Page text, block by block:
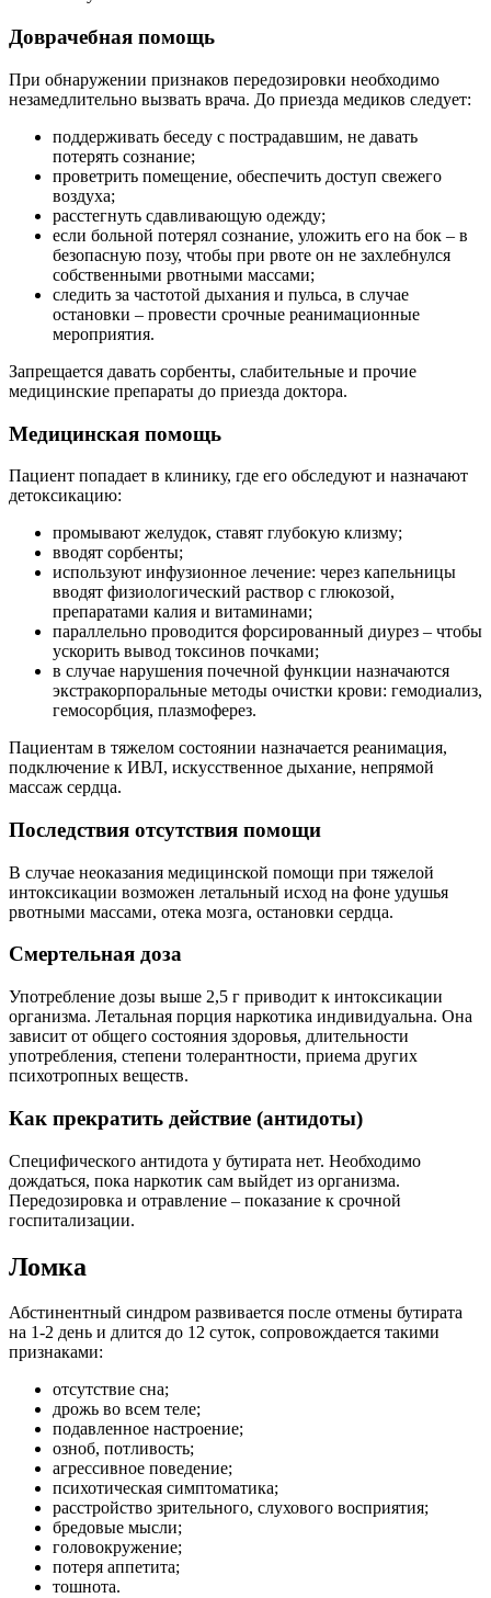
Доврачебная помощь
При обнаружении признаков передозировки необходимо
незамедлительно вызвать врача. До приезда медиков следует:
поддерживать беседу с пострадавшим, не давать
потерять сознание;
проветрить помещение, обеспечить доступ свежего
воздуха;
расстегнуть сдавливающую одежду;
если больной потерял сознание, уложить его на бок – в
безопасную позу, чтобы при рвоте он не захлебнулся
собственными рвотными массами;
следить за частотой дыхания и пульса, в случае
остановки – провести срочные реанимационные
мероприятия.
Запрещается давать сорбенты, слабительные и прочие
медицинские препараты до приезда доктора.
Медицинская помощь
Пациент попадает в клинику, где его обследуют и назначают
детоксикацию:
промывают желудок, ставят глубокую клизму;
вводят сорбенты;
используют инфузионное лечение: через капельницы
вводят физиологический раствор с глюкозой,
препаратами калия и витаминами;
параллельно проводится форсированный диурез – чтобы
ускорить вывод токсинов почками;
в случае нарушения почечной функции назначаются
экстракорпоральные методы очистки крови: гемодиализ,
гемосорбция, плазмоферез.
Пациентам в тяжелом состоянии назначается реанимация,
подключение к ИВЛ, искусственное дыхание, непрямой
массаж сердца.
Последствия отсутствия помощи
В случае неоказания медицинской помощи при тяжелой
интоксикации возможен летальный исход на фоне удушья
рвотными массами, отека мозга, остановки сердца.
Смертельная доза
Употребление дозы выше 2,5 г приводит к интоксикации
организма. Летальная порция наркотика индивидуальна. Она
зависит от общего состояния здоровья, длительности
употребления, степени толерантности, приема других
психотропных веществ.
Как прекратить действие (антидоты)
Специфического антидота у бутирата нет. Необходимо
дождаться, пока наркотик сам выйдет из организма.
Передозировка и отравление – показание к срочной
госпитализации.
Ломка
Абстинентный синдром развивается после отмены бутирата
на 1-2 день и длится до 12 суток, сопровождается такими
признаками:
отсутствие сна;
дрожь во всем теле;
подавленное настроение;
озноб, потливость;
агрессивное поведение;
психотическая симптоматика;
расстройство зрительного, слухового восприятия;
бредовые мысли;
головокружение;
потеря аппетита;
тошнота.